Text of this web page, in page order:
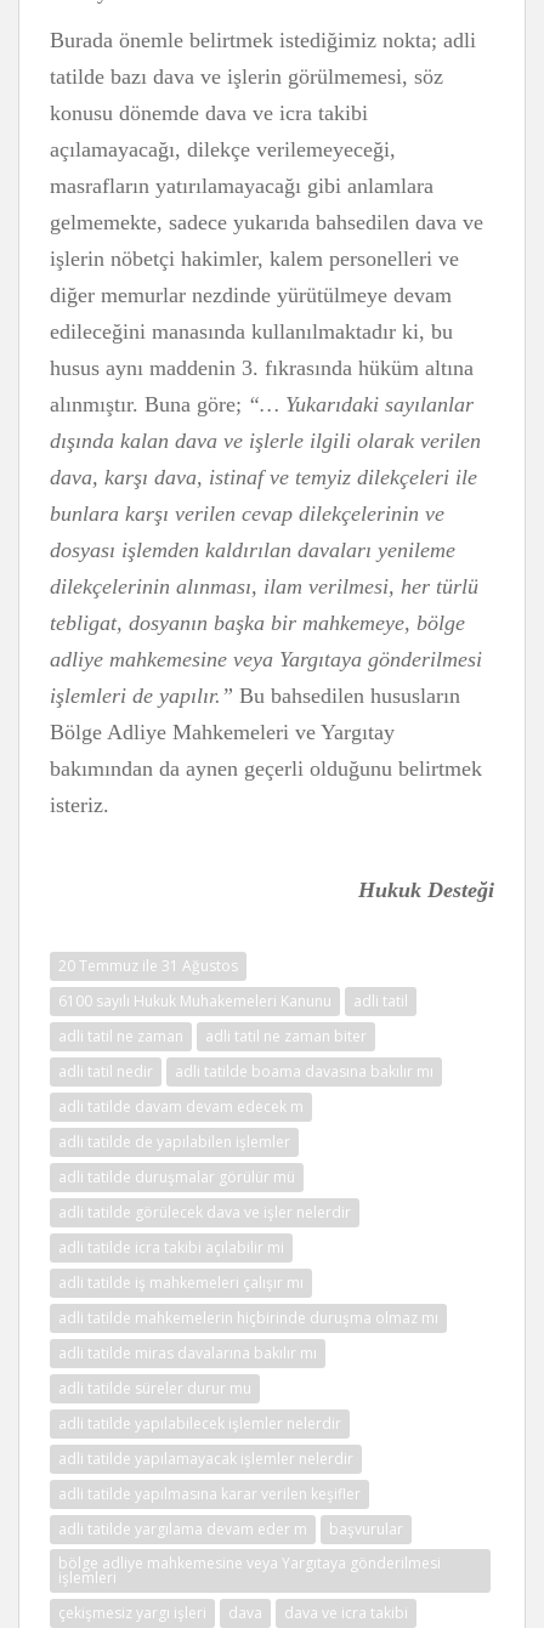
Burada önemle belirtmek istediğimiz nokta; adli
tatilde bazı dava ve işlerin görülmemesi, söz
konusu dönemde dava ve icra takibi
açılamayacağı, dilekçe verilemeyeceği,
masrafların yatırılamayacağı gibi anlamlara
gelmemekte, sadece yukarıda bahsedilen dava ve
işlerin nöbetçi hakimler, kalem personelleri ve
diğer memurlar nezdinde yürütülmeye devam
edileceğini manasında kullanılmaktadır ki, bu
husus aynı maddenin 3. fıkrasında hüküm altına
alınmıştır. Buna göre; “… Yukarıdaki sayılanlar
dışında kalan dava ve işlerle ilgili olarak verilen
dava, karşı dava, istinaf ve temyiz dilekçeleri ile
bunlara karşı verilen cevap dilekçelerinin ve
dosyası işlemden kaldırılan davaları yenileme
dilekçelerinin alınması, ilam verilmesi, her türlü
tebligat, dosyanın başka bir mahkemeye, bölge
adliye mahkemesine veya Yargıtaya gönderilmesi
işlemleri de yapılır.” Bu bahsedilen hususların
Bölge Adliye Mahkemeleri ve Yargıtay
bakımından da aynen geçerli olduğunu belirtmek
isteriz.
Hukuk Desteği
20 Temmuz ile 31 Ağustos
6100 sayılı Hukuk Muhakemeleri Kanunu
adli tatil
adli tatil ne zaman
adli tatil ne zaman biter
adli tatil nedir
adli tatilde boama davasına bakılır mı
adli tatilde davam devam edecek m
adli tatilde de yapılabilen işlemler
adli tatilde duruşmalar görülür mü
adli tatilde görülecek dava ve işler nelerdir
adli tatilde icra takibi açılabilir mi
adli tatilde iş mahkemeleri çalışır mı
adli tatilde mahkemelerin hiçbirinde duruşma olmaz mı
adli tatilde miras davalarına bakılır mı
adli tatilde süreler durur mu
adli tatilde yapılabilecek işlemler nelerdir
adli tatilde yapılamayacak işlemler nelerdir
adli tatilde yapılmasına karar verilen keşifler
adli tatilde yargılama devam eder m
başvurular
bölge adliye mahkemesine veya Yargıtaya gönderilmesi
işlemleri
çekişmesiz yargı işleri
dava dava ve icra takibi